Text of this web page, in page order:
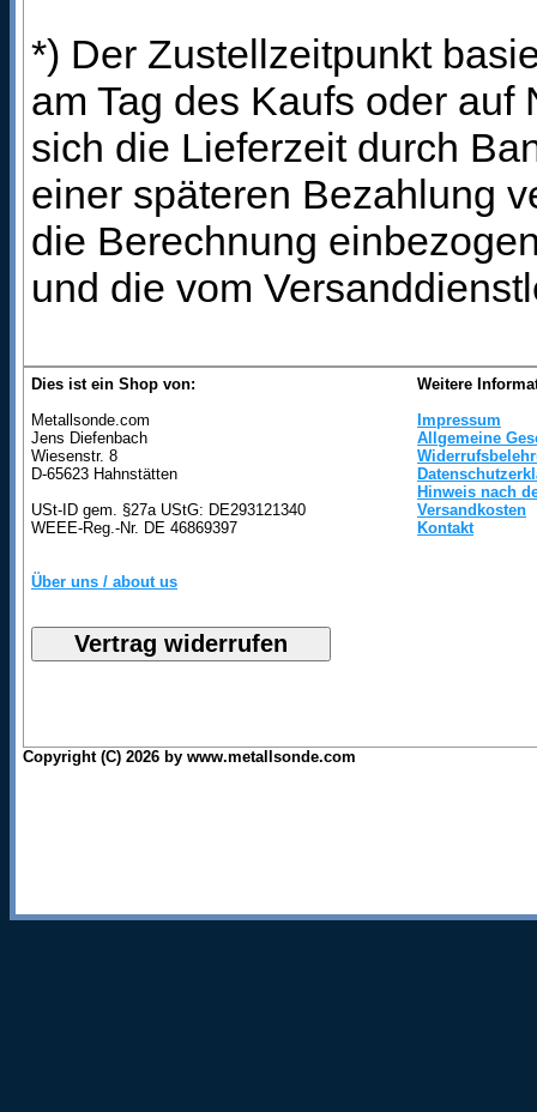
*) Der Zustellzeitpunkt
am Tag des Kaufs oder
sich die Lieferzeit durch
einer späteren Bezahlung
die Berechnung
und die vom
Dies ist ein Shop von:
Metallsonde.com
Jens Diefenbach
Wiesenstr. 8
D-65623 Hahnstätten
USt-ID gem. §27a UStG: DE293121340
WEEE-Reg.-Nr. DE 46869397
Über uns / about us
Weitere
Impressum
Allgemeine
Hinweis nach
Versandkosten
Kontakt
Copyright (C) 2026 by www.metallsonde.com